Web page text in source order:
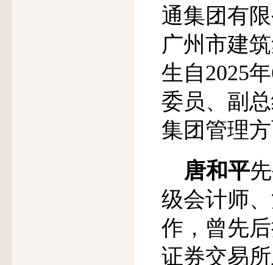
通集团有
广州市建
生自2025年
委员、副
集团管理
唐和平
级会计师
作，曾先
证券交易